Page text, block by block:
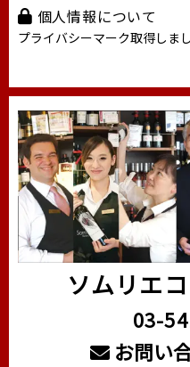
個人情報について
プライバシーマーク取得しまし
ソムリエ
03-
お問い